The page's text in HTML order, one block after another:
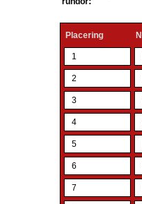
Placering
1
2
3
4
5
6
7